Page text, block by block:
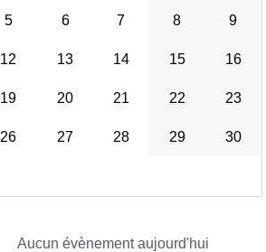
5 6 7 8 9
12 13 14 15 16
19 20 21 22 23
26 27 28 29 30
Aucun évènement aujourd'hui